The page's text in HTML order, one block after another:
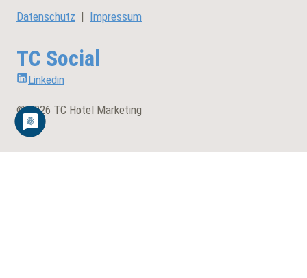
Datenschutz | Impressum
TC Social
Linkedin
© 2026 TC Hotel Marketing